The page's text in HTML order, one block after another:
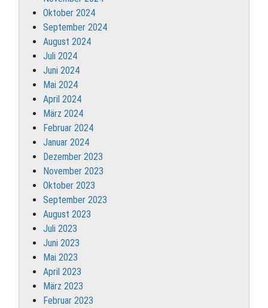
Oktober 2024
September 2024
August 2024
Juli 2024
Juni 2024
Mai 2024
April 2024
März 2024
Februar 2024
Januar 2024
Dezember 2023
November 2023
Oktober 2023
September 2023
August 2023
Juli 2023
Juni 2023
Mai 2023
April 2023
März 2023
Februar 2023